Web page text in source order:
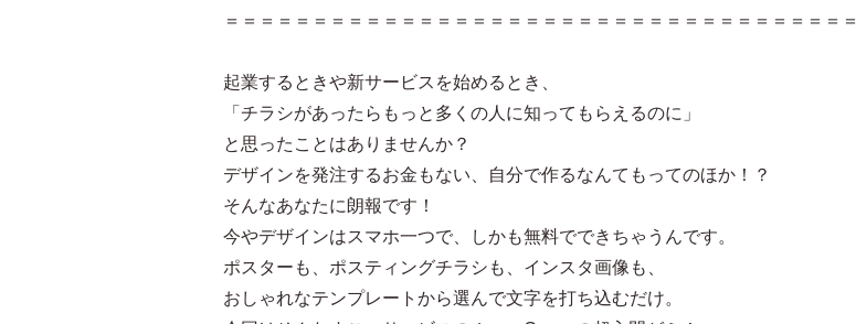
＝＝＝＝＝＝＝＝＝＝＝＝＝＝＝＝＝＝＝＝＝＝＝＝＝＝＝＝＝＝＝＝＝＝＝＝
起業するときや新サービスを始めるとき、
「チラシがあったらもっと多くの人に知ってもらえるのに」
と思ったことはありませんか？
デザインを発注するお金もない、自分で作るなんてもってのほか！？
そんなあなたに朗報です！
今やデザインはスマホ一つで、しかも無料でできちゃうんです。
ポスターも、ポスティングチラシも、インスタ画像も、
おしゃれなテンプレートから選んで文字を打ち込むだけ。